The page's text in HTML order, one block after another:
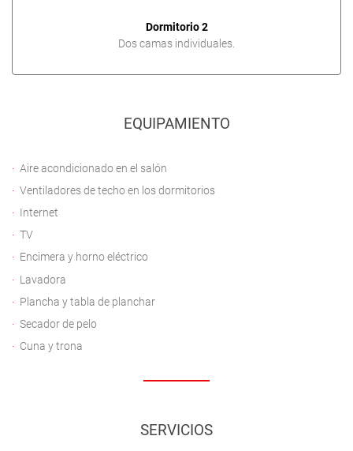
Dormitorio 2
Dos camas individuales.
EQUIPAMIENTO
Aire acondicionado en el salón
Ventiladores de techo en los dormitorios
Internet
TV
Encimera y horno eléctrico
Lavadora
Plancha y tabla de planchar
Secador de pelo
Cuna y trona
SERVICIOS